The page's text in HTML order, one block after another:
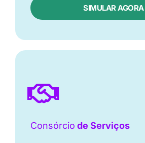
SIMULAR AGORA
Consórcio de Serviços